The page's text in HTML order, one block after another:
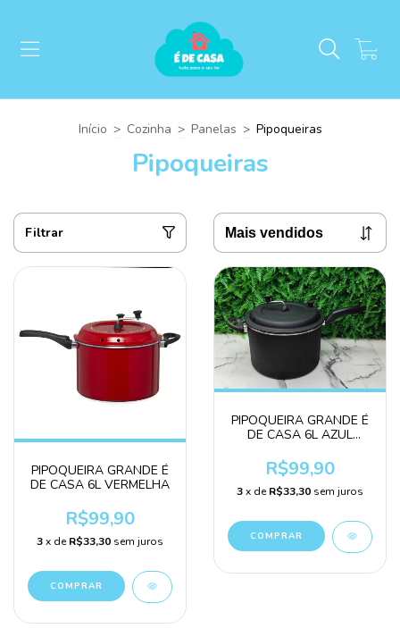
Início > Cozinha > Panelas > Pipoqueiras
Pipoqueiras
Filtrar
PIPOQUEIRA GRANDE É
DE CASA 6L VERMELHA
R$99,90
3x deR$33,30 sem juros
PIPOQUEIRA GRANDE É
DE CASA 6L AZUL
R$99,90
3x deR$33,30 sem juros